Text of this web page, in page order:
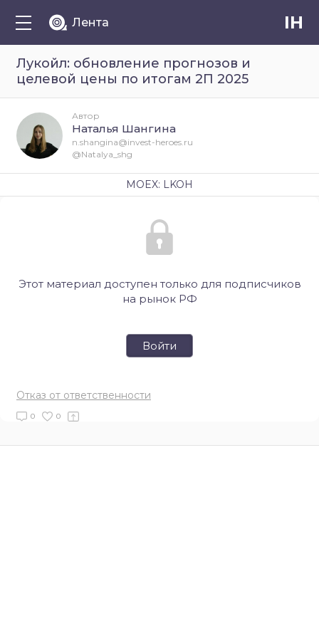
Лента IH
Лукойл: обновление прогнозов и
целевой цены по итогам 2П 2025
Этот материал доступен только для подписчиков
на рынок РФ
Войти
Отказ от ответственности
0 0
Автор
Наталья Шангина
n.shangina@invest-heroes.ru
@Natalya_shg
MOEX: LKOH